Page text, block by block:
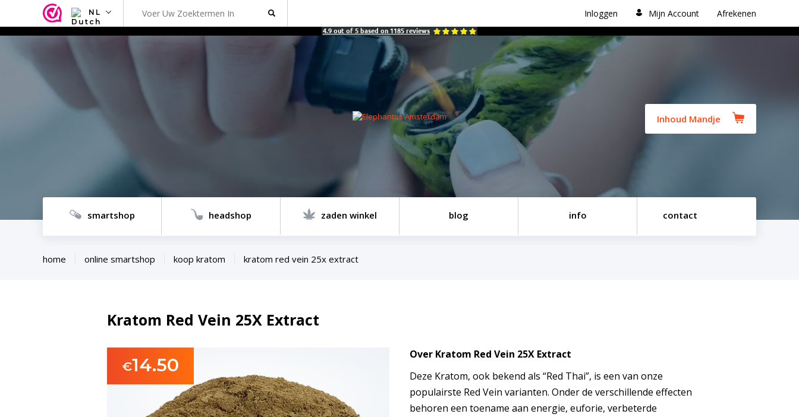
NL Inloggen Mijn Account Afrekenen
4.9 out of 5 based on 1185 reviews
Inhoud Mandje
smartshop headshop zaden winkel blog info contact
home online smartshop koop kratom kratom red vein 25x extract
Kratom Red Vein 25X Extract
€14.50
Over Kratom Red Vein 25X Extract
Deze Kratom, ook bekend als “Red Thai”, is een van onze
populairste Red Vein varianten. Onder de verschillende effecten
behoren een toename aan energie, euforie, verbeterde